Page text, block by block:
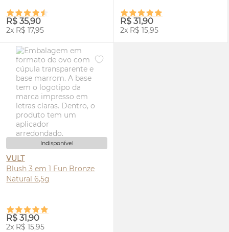
R$ 35,90
2x R$ 17,95
R$ 31,90
2x R$ 15,95
Indisponível
VULT
Blush 3 em 1 Fun Bronze
Natural 6,5g
R$ 31,90
2x R$ 15,95